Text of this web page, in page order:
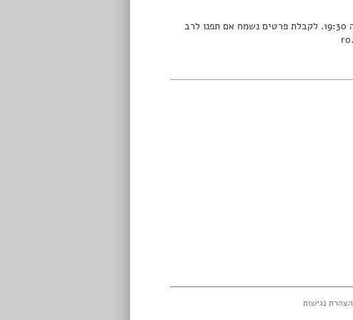
לימוד פרשת השבוע בזום, כל שבוע ביום שלישי, בשעה 19:30. לקבלת פרטים נשמח אם תפנו לרב
הצהרת נגישות